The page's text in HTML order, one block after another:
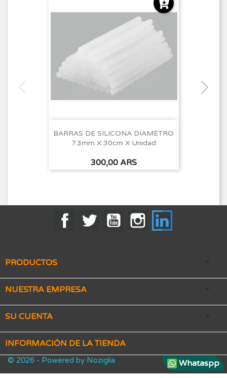
BARRAS DE SILICONA DIAMETRO
7.3mm X 30cm X Unidad
Precio
300,00 ARS
FacebookTwitter YouTubeInstagram
PRODUCTOS 
NUESTRA EMPRESA 
SU CUENTA 
INFORMACIÓN DE LA TIENDA
Whataspp
© 2026 - Powered by Noziglia